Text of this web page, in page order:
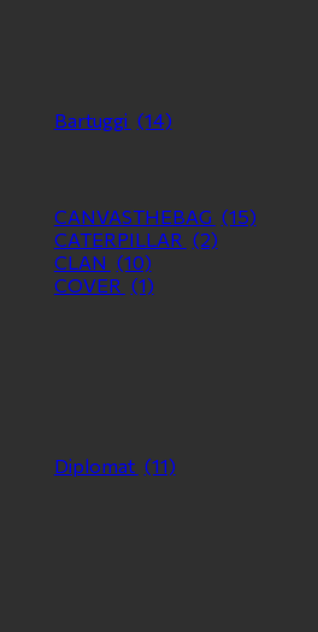
Bartuggi (14)
CANVASTHEBAG (15)
CATERPILLAR (2)
CLAN (10)
COVER (1)
Diplomat (11)